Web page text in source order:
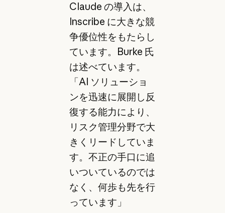
Claude の導入は、
Inscribe に大きな競
争優位性をもたらし
ています。Burke 氏
は述べています。
「AI ソリューショ
ンを迅速に展開し反
復する能力により、
リスク管理分野で大
きくリードしていま
す。不正の手口に追
いついているのでは
なく、何歩も先を行
っています」